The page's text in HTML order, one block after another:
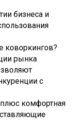
бизнеса и
коворкингов?
рынка
с
комфортная